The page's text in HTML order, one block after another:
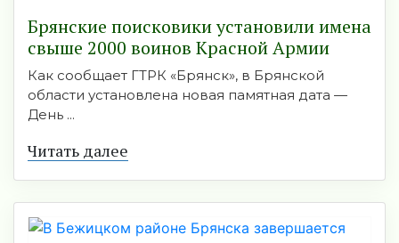
Брянские поисковики установили имена
свыше 2000 воинов Красной Армии
Как сообщает ГТРК «Брянск», в Брянской
области установлена новая памятная дата —
День ...
Читать далее